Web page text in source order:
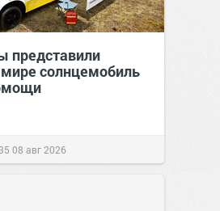
представили
солнцемобиль
08 авг 2026